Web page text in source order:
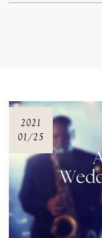
2021
01/25